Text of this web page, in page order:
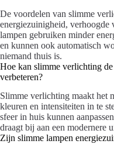
De voordelen van slimme
energiezuinigheid, verhoogde
lampen gebruiken minder
en kunnen ook automatisch
niemand thuis is.
Hoe kan slimme verlichting
verbeteren?
Slimme verlichting maakt het
kleuren en intensiteiten in te
sfeer in huis kunnen
draagt bij aan een modernere
Zijn slimme lampen